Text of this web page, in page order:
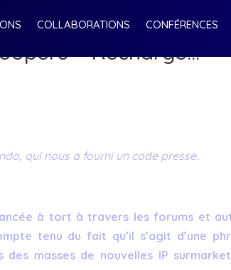
COLLABORATIONS CONFÉRENCES
– Recharge…
qui nous a fourni un code presse.
à tort à travers les forums et
tenu du fait qu’il s’agit d’une
masses de nouvelles IP